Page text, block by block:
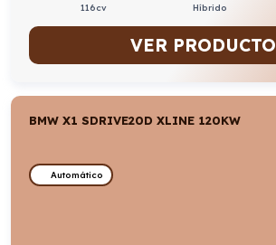
116cv Híbrido
VER PRODUCTO
BMW X1 SDRIVE20D XLINE 120KW
Automático